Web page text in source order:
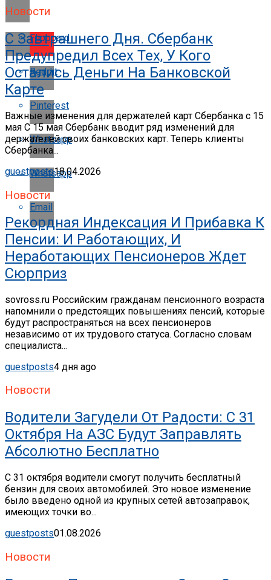
Flipboard
Reddit
Pinterest
Whatsapp
Whatsapp
Email
Новости
С Завтрашнего Дня. Сбербанк
Предупредил Всех Тех, У Кого
Остались Деньги На Банковской
Карте
Важные изменения для держателей карт Сбербанка с 15
мая С 15 мая Сбербанк вводит ряд изменений для
держателей своих банковских карт. Теперь клиенты
Сбербанка...
guestposts18.04.2026
Новости
Рекордная Индексация И Прибавка К
Пенсии: И Работающих, И
Неработающих Пенсионеров Ждет
Сюрприз
sovross.ru Российским гражданам пенсионного возраста
напомнили о предстоящих повышениях пенсий, которые
будут распространяться на всех пенсионеров
независимо от их трудового статуса. Согласно словам
специалиста...
guestposts4 дня ago
Новости
Водители Загудели От Радости: С 31
Октября На АЗС Будут Заправлять
Абсолютно Бесплатно
С 31 октября водители смогут получить бесплатный
бензин для своих автомобилей. Это новое изменение
было введено одной из крупных сетей автозаправок,
имеющих точки во...
guestposts01.08.2026
Новости